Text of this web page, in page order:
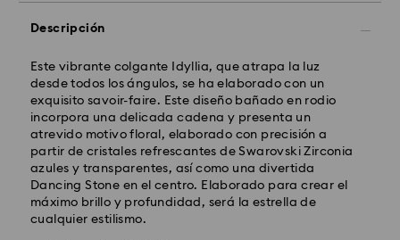
Descripción
Este vibrante colgante Idyllia, que atrapa la luz
desde todos los ángulos, se ha elaborado con un
exquisito savoir-faire. Este diseño bañado en rodio
incorpora una delicada cadena y presenta un
atrevido motivo floral, elaborado con precisión a
partir de cristales refrescantes de Swarovski Zirconia
azules y transparentes, así como una divertida
Dancing Stone en el centro. Elaborado para crear el
máximo brillo y profundidad, será la estrella de
cualquier estilismo.